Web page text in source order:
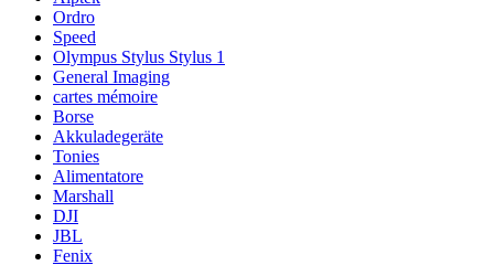
Ordro
Speed
Olympus Stylus Stylus 1
General Imaging
cartes mémoire
Borse
Akkuladegeräte
Tonies
Alimentatore
Marshall
DJI
JBL
Fenix